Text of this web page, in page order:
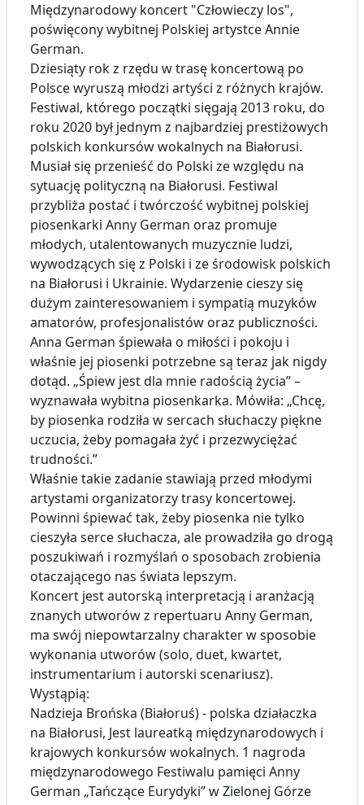
Międzynarodowy koncert "Człowieczy los",
poświęcony wybitnej Polskiej artystce Annie
German.
Dziesiąty rok z rzędu w trasę koncertową po
Polsce wyruszą młodzi artyści z różnych krajów.
Festiwal, którego początki sięgają 2013 roku, do
roku 2020 był jednym z najbardziej prestiżowych
polskich konkursów wokalnych na Białorusi.
Musiał się przenieść do Polski ze względu na
sytuację polityczną na Białorusi. Festiwal
przybliża postać i twórczość wybitnej polskiej
piosenkarki Anny German oraz promuje
młodych, utalentowanych muzycznie ludzi,
wywodzących się z Polski i ze środowisk polskich
na Białorusi i Ukrainie. Wydarzenie cieszy się
dużym zainteresowaniem i sympatią muzyków
amatorów, profesjonalistów oraz publiczności.
Anna German śpiewała o miłości i pokoju i
właśnie jej piosenki potrzebne są teraz jak nigdy
dotąd. „Śpiew jest dla mnie radością życia” –
wyznawała wybitna piosenkarka. Mówiła: „Chcę,
by piosenka rodziła w sercach słuchaczy piękne
uczucia, żeby pomagała żyć i przezwyciężać
trudności.”
Właśnie takie zadanie stawiają przed młodymi
artystami organizatorzy trasy koncertowej.
Powinni śpiewać tak, żeby piosenka nie tylko
cieszyła serce słuchacza, ale prowadziła go drogą
poszukiwań i rozmyślań o sposobach zrobienia
otaczającego nas świata lepszym.
Koncert jest autorską interpretacją i aranżacją
znanych utworów z repertuaru Anny German,
ma swój niepowtarzalny charakter w sposobie
wykonania utworów (solo, duet, kwartet,
instrumentarium i autorski scenariusz).
Wystąpią:
Nadzieja Brońska (Białoruś) - polska działaczka
na Białorusi, Jest laureatką międzynarodowych i
krajowych konkursów wokalnych. 1 nagroda
międzynarodowego Festiwalu pamięci Anny
German „Tańczące Eurydyki” w Zielonej Górze